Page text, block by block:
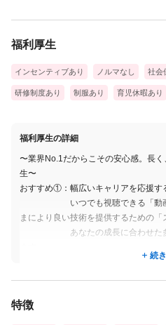
【頑張りは、どこよりも正当に評価
あなたの経験や技術、効率的な施
努力がそのまま「確かな収入」と
福利厚生
インセンティブあり ノルマなし 社会
研修制度あり 制服あり 育児休暇あり
福利厚生の詳細
〜業界No.1だからこその安心感。長
生〜
おすすめ①：幅広いキャリアを応援す
いつでも視聴できる「動画マ
まにより良い技術を提供するための「
あなたの成長に合わせた多様
過去には最大30名が参加した
続
特徴